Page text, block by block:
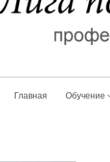
Главная Обучение